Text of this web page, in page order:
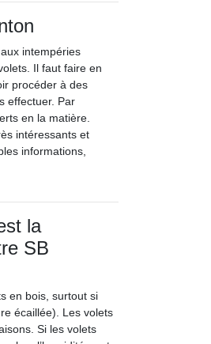
intempéries
Il faut faire en
procéder à des
effectuer. Par
en la matière.
intéressants et
informations,
la
SB
en bois, surtout si
écaillée). Les volets
Si les volets